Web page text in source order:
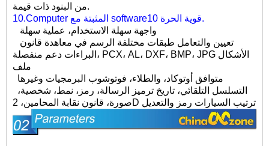
من البنود ذات قيمة.
10.Computer المثبتة مع software10 قوية الحرة.
واجهة سهلة الاستخدام، عملية سهلة
البراءات دعم منفصلة، ​​PCX، AL، DXF، BMP، JPG الأشكال
ملف
متوافق أوتوكاد، والطلاء، فوتوشوب البرمجيات وغيرها
صورة، قانون نقابة المحامين، 2D ترتيب السيارات رمز والتعديل